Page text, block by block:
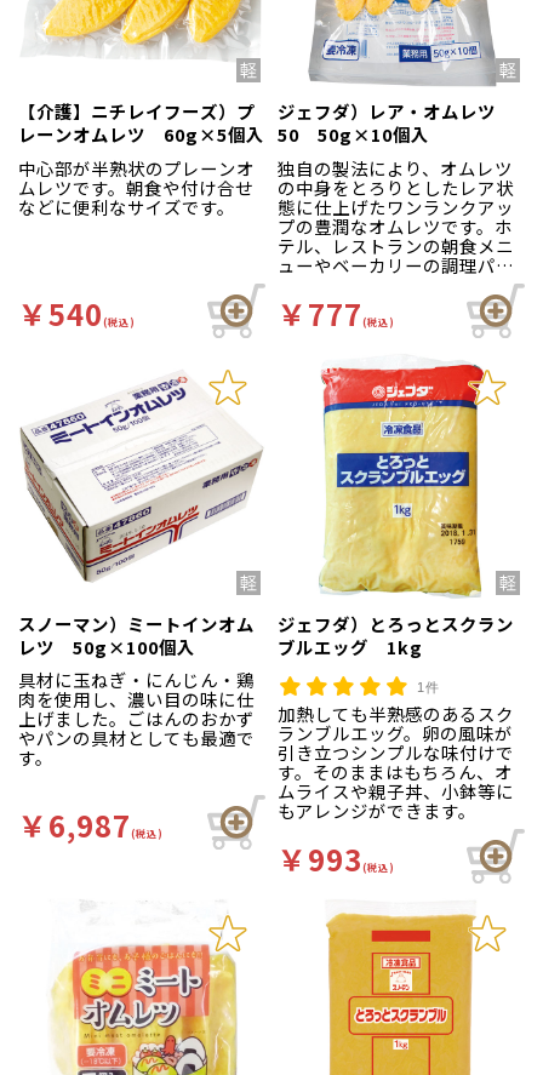
【介護】ニチレイフーズ）プ
レーンオムレツ 60g×5個入
中心部が半熟状のプレーンオ
ムレツです。朝食や付け合せ
などに便利なサイズです。
￥540(税込)
ジェフダ）レア・オムレツ
50 50g×10個入
独自の製法により、オムレツ
の中身をとろりとしたレア状
態に仕上げたワンランクアッ
プの豊潤なオムレツです。ホ
テル、レストランの朝食メニ
ューやベーカリーの調理パン
￥777(税込)
スノーマン）ミートインオム
レツ 50g×100個入
具材に玉ねぎ・にんじん・鶏
肉を使用し、濃い目の味に仕
上げました。ごはんのおかず
やパンの具材としても最適で
す。
￥6,987(税込)
ジェフダ）とろっとスクラン
ブルエッグ 1kg
1件
加熱しても半熟感のあるスク
ランブルエッグ。卵の風味が
引き立つシンプルな味付けで
す。そのままはもちろん、オ
ムライスや親子丼、小鉢等に
もアレンジができます。
￥993(税込)